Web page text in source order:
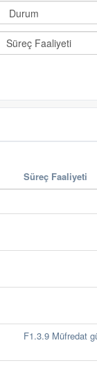
Süreç Faaliyeti
Süreç Faaliyeti
F1.3.9 Müfredat